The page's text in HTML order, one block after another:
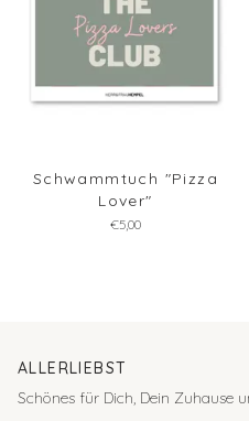
Schwammtuch "Pizza
Lover"
€5,00
ALLERLIEBST
Schönes für Dich, Dein Zuhause